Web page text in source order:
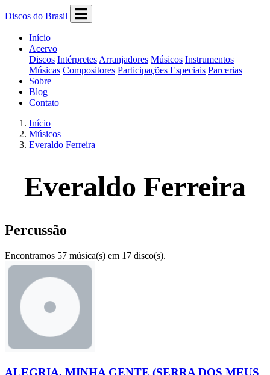
Discos do Brasil
Início
Acervo
Discos Intérpretes Arranjadores Músicos Instrumentos
Músicas Compositores Participações Especiais Parcerias
Sobre
Blog
Contato
Início
Músicos
Everaldo Ferreira
Everaldo Ferreira
Percussão
Encontramos 57 música(s) em 17 disco(s).
ALEGRIA, MINHA GENTE (SERRA DOS MEUS